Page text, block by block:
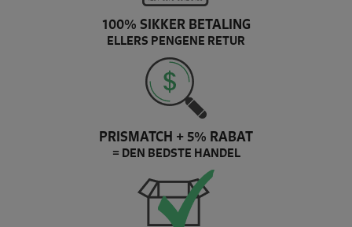
100% SIKKER BETALING
ELLERS PENGENE RETUR
PRISMATCH + 5% RABAT
= DEN BEDSTE HANDEL